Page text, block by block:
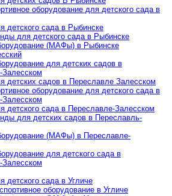
оборудование для детского сада в
детского сада в Рыбинске
для детского сада в Рыбинске
(МАФы) в Рыбинске
для детских садов в
Залесском
детских садов в Переславле Залесском
оборудование для детского сада в
Залесском
детского сада в Переславле-Залесском
для детских садов в Переславль-
(МАФы) в Переславле-
для детского сада в
Залесском
детского сада в Угличе
оборудование в Угличе